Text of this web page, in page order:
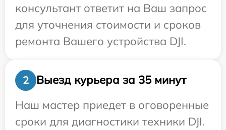
консультант ответит на Ваш запрос
для уточнения стоимости и сроков
ремонта Вашего устройства DJI.
2
Выезд курьера за 35 минут
Наш мастер приедет в оговоренные
сроки для диагностики техники DJI.